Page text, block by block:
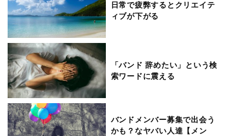
日常で疲弊するとクリエイテ
ィブが下がる
「バンド 辞めたい」という検
索ワードに震える
バンドメンバー募集で出会う
かも？なヤバい人達【メン